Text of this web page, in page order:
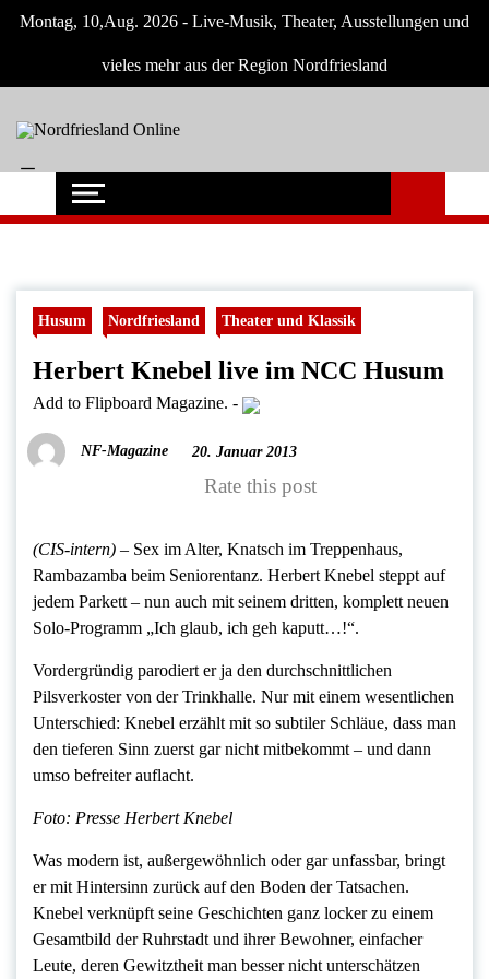
Skip
Montag, 10,Aug. 2026 - Live-Musik, Theater, Ausstellungen und
vieles mehr aus der Region Nordfriesland
Nordfriesland
Online
Der Blog mit Nachrichten und
Veranstaltungen für Nordfriesland und
Husum
Husum Nordfriesland Theater und Klassik
Herbert Knebel live im NCC Husum
Add to Flipboard Magazine. -
NF-Magazine 20. Januar 2013
Rate this post
(CIS-intern) – Sex im Alter, Knatsch im Treppenhaus,
Rambazamba beim Seniorentanz. Herbert Knebel steppt auf
jedem Parkett – nun auch mit seinem dritten, komplett neuen
Solo-Programm „Ich glaub, ich geh kaputt…!“.
Vordergründig parodiert er ja den durchschnittlichen
Pilsverkoster von der Trinkhalle. Nur mit einem wesentlichen
Unterschied: Knebel erzählt mit so subtiler Schläue, dass man
den tieferen Sinn zuerst gar nicht mitbekommt – und dann
umso befreiter auflacht.
Foto: Presse Herbert Knebel
Was modern ist, außergewöhnlich oder gar unfassbar, bringt
er mit Hintersinn zurück auf den Boden der Tatsachen.
Knebel verknüpft seine Geschichten ganz locker zu einem
Gesamtbild der Ruhrstadt und ihrer Bewohner, einfacher
Leute, deren Gewitztheit man besser nicht unterschätzen